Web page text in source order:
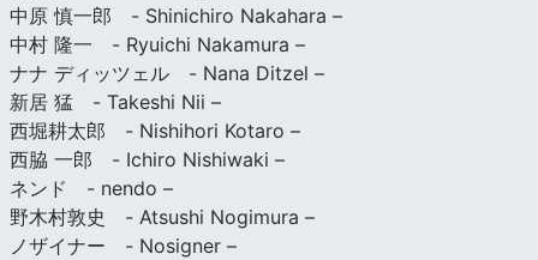
中原 慎一郎 - Shinichiro Nakahara –
中村 隆一 - Ryuichi Nakamura –
ナナ ディッツェル - Nana Ditzel –
新居 猛 - Takeshi Nii –
西堀耕太郎 - Nishihori Kotaro –
西脇 一郎 - Ichiro Nishiwaki –
ネンド - nendo –
野木村敦史 - Atsushi Nogimura –
ノザイナー - Nosigner –